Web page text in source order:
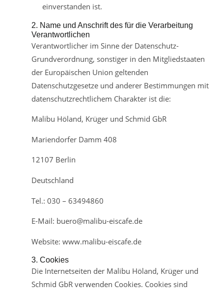
einverstanden ist.
2. Name und Anschrift des für die Verarbeitung
Verantwortlichen
Verantwortlicher im Sinne der Datenschutz-
Grundverordnung, sonstiger in den Mitgliedstaaten
der Europäischen Union geltenden
Datenschutzgesetze und anderer Bestimmungen mit
datenschutzrechtlichem Charakter ist die:
Malibu Höland, Krüger und Schmid GbR
Mariendorfer Damm 408
12107 Berlin
Deutschland
Tel.: 030 – 63494860
E-Mail: buero@malibu-eiscafe.de
Website: www.malibu-eiscafe.de
3. Cookies
Die Internetseiten der Malibu Höland, Krüger und
Schmid GbR verwenden Cookies. Cookies sind